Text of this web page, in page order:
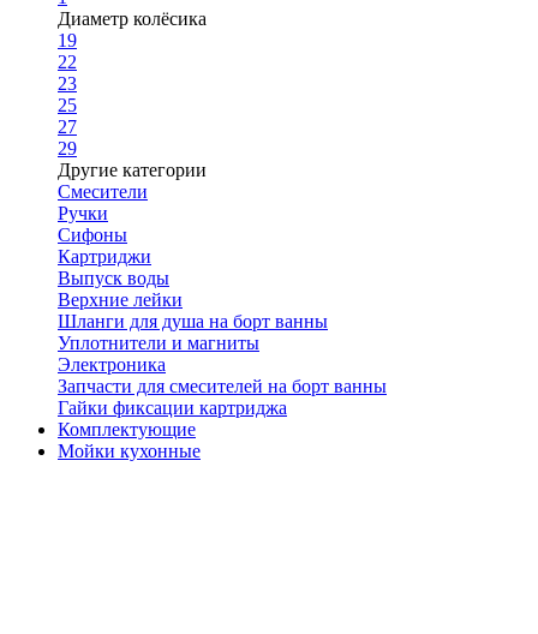
Диаметр колёсика
19
22
23
25
27
29
Другие категории
Смесители
Ручки
Сифоны
Картриджи
Выпуск воды
Верхние лейки
Шланги для душа на борт ванны
Уплотнители и магниты
Электроника
Запчасти для смесителей на борт ванны
Гайки фиксации картриджа
Комплектующие
Мойки кухонные